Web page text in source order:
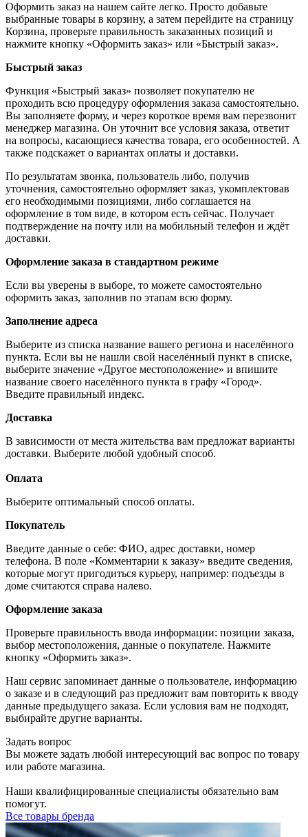
Оформить заказ на нашем сайте легко. Просто добавьте
выбранные товары в корзину, а затем перейдите на страницу
Корзина, проверьте правильность заказанных позиций и
нажмите кнопку «Оформить заказ» или «Быстрый заказ».
Быстрый заказ
Функция «Быстрый заказ» позволяет покупателю не
проходить всю процедуру оформления заказа самостоятельно.
Вы заполняете форму, и через короткое время вам перезвонит
менеджер магазина. Он уточнит все условия заказа, ответит
на вопросы, касающиеся качества товара, его особенностей. А
также подскажет о вариантах оплаты и доставки.
По результатам звонка, пользователь либо, получив
уточнения, самостоятельно оформляет заказ, укомплектовав
его необходимыми позициями, либо соглашается на
оформление в том виде, в котором есть сейчас. Получает
подтверждение на почту или на мобильный телефон и ждёт
доставки.
Оформление заказа в стандартном режиме
Если вы уверены в выборе, то можете самостоятельно
оформить заказ, заполнив по этапам всю форму.
Заполнение адреса
Выберите из списка название вашего региона и населённого
пункта. Если вы не нашли свой населённый пункт в списке,
выберите значение «Другое местоположение» и впишите
название своего населённого пункта в графу «Город».
Введите правильный индекс.
Доставка
В зависимости от места жительства вам предложат варианты
доставки. Выберите любой удобный способ.
Оплата
Выберите оптимальный способ оплаты.
Покупатель
Введите данные о себе: ФИО, адрес доставки, номер
телефона. В поле «Комментарии к заказу» введите сведения,
которые могут пригодиться курьеру, например: подъезды в
доме считаются справа налево.
Оформление заказа
Проверьте правильность ввода информации: позиции заказа,
выбор местоположения, данные о покупателе. Нажмите
кнопку «Оформить заказ».
Наш сервис запоминает данные о пользователе, информацию
о заказе и в следующий раз предложит вам повторить к вводу
данные предыдущего заказа. Если условия вам не подходят,
выбирайте другие варианты.
Задать вопрос
Вы можете задать любой интересующий вас вопрос по товару
или работе магазина.
Наши квалифицированные специалисты обязательно вам
помогут.
Все товары бренда